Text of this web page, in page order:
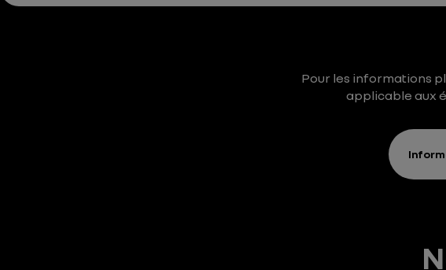
Pour les informations
applicable aux